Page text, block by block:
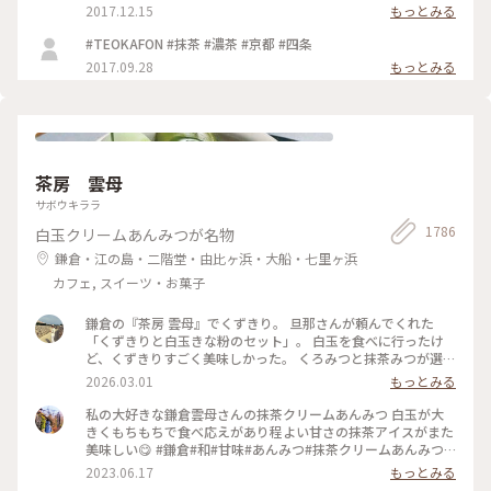
2017.12.15
もっとみる
#TEOKAFON #抹茶 #濃茶 #京都 #四条
2017.09.28
もっとみる
茶房 雲母
サボウキララ
白玉クリームあんみつが名物
鎌倉・江の島・二階堂・由比ヶ浜・大船・七里ヶ浜
カフェ, スイーツ・お菓子
1786
鎌倉の『茶房 雲母』でくずきり。 旦那さんが頼んでくれた
「くずきりと白玉きな粉のセット」。 白玉を食べに行ったけ
ど、くずきりすごく美味しかった。 くろみつと抹茶みつが選べ
ます。 1時間待ちを想定して行ったら、30分も待たずに入れ
た。 梅の見える特等席。 けど、席についてから出てくるまで
30分弱かかったので、だいたい1時間。 1時間くらいなら、並
んでも食べたいクオリティ。 #神奈川#鎌倉#茶房雲母#白玉#お
もちずき#Ayuのおやつ#はじめての鎌倉
2026.03.01
もっとみる
私の大好きな鎌倉雲母さんの抹茶クリームあんみつ 白玉が大
きくもちもちで食べ応えがあり程よい甘さの抹茶アイスがまた
美味しい😋 #鎌倉#和#甘味#あんみつ#抹茶クリームあんみつ#
雲母
2023.06.17 もっとみる